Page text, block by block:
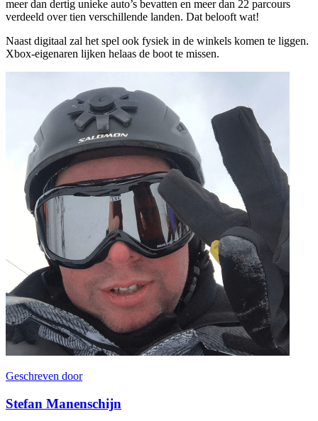
meer dan dertig unieke auto’s bevatten en meer dan 22 parcours
verdeeld over tien verschillende landen. Dat belooft wat!
Naast digitaal zal het spel ook fysiek in de winkels komen te liggen.
Xbox-eigenaren lijken helaas de boot te missen.
Geschreven door
Stefan Manenschijn